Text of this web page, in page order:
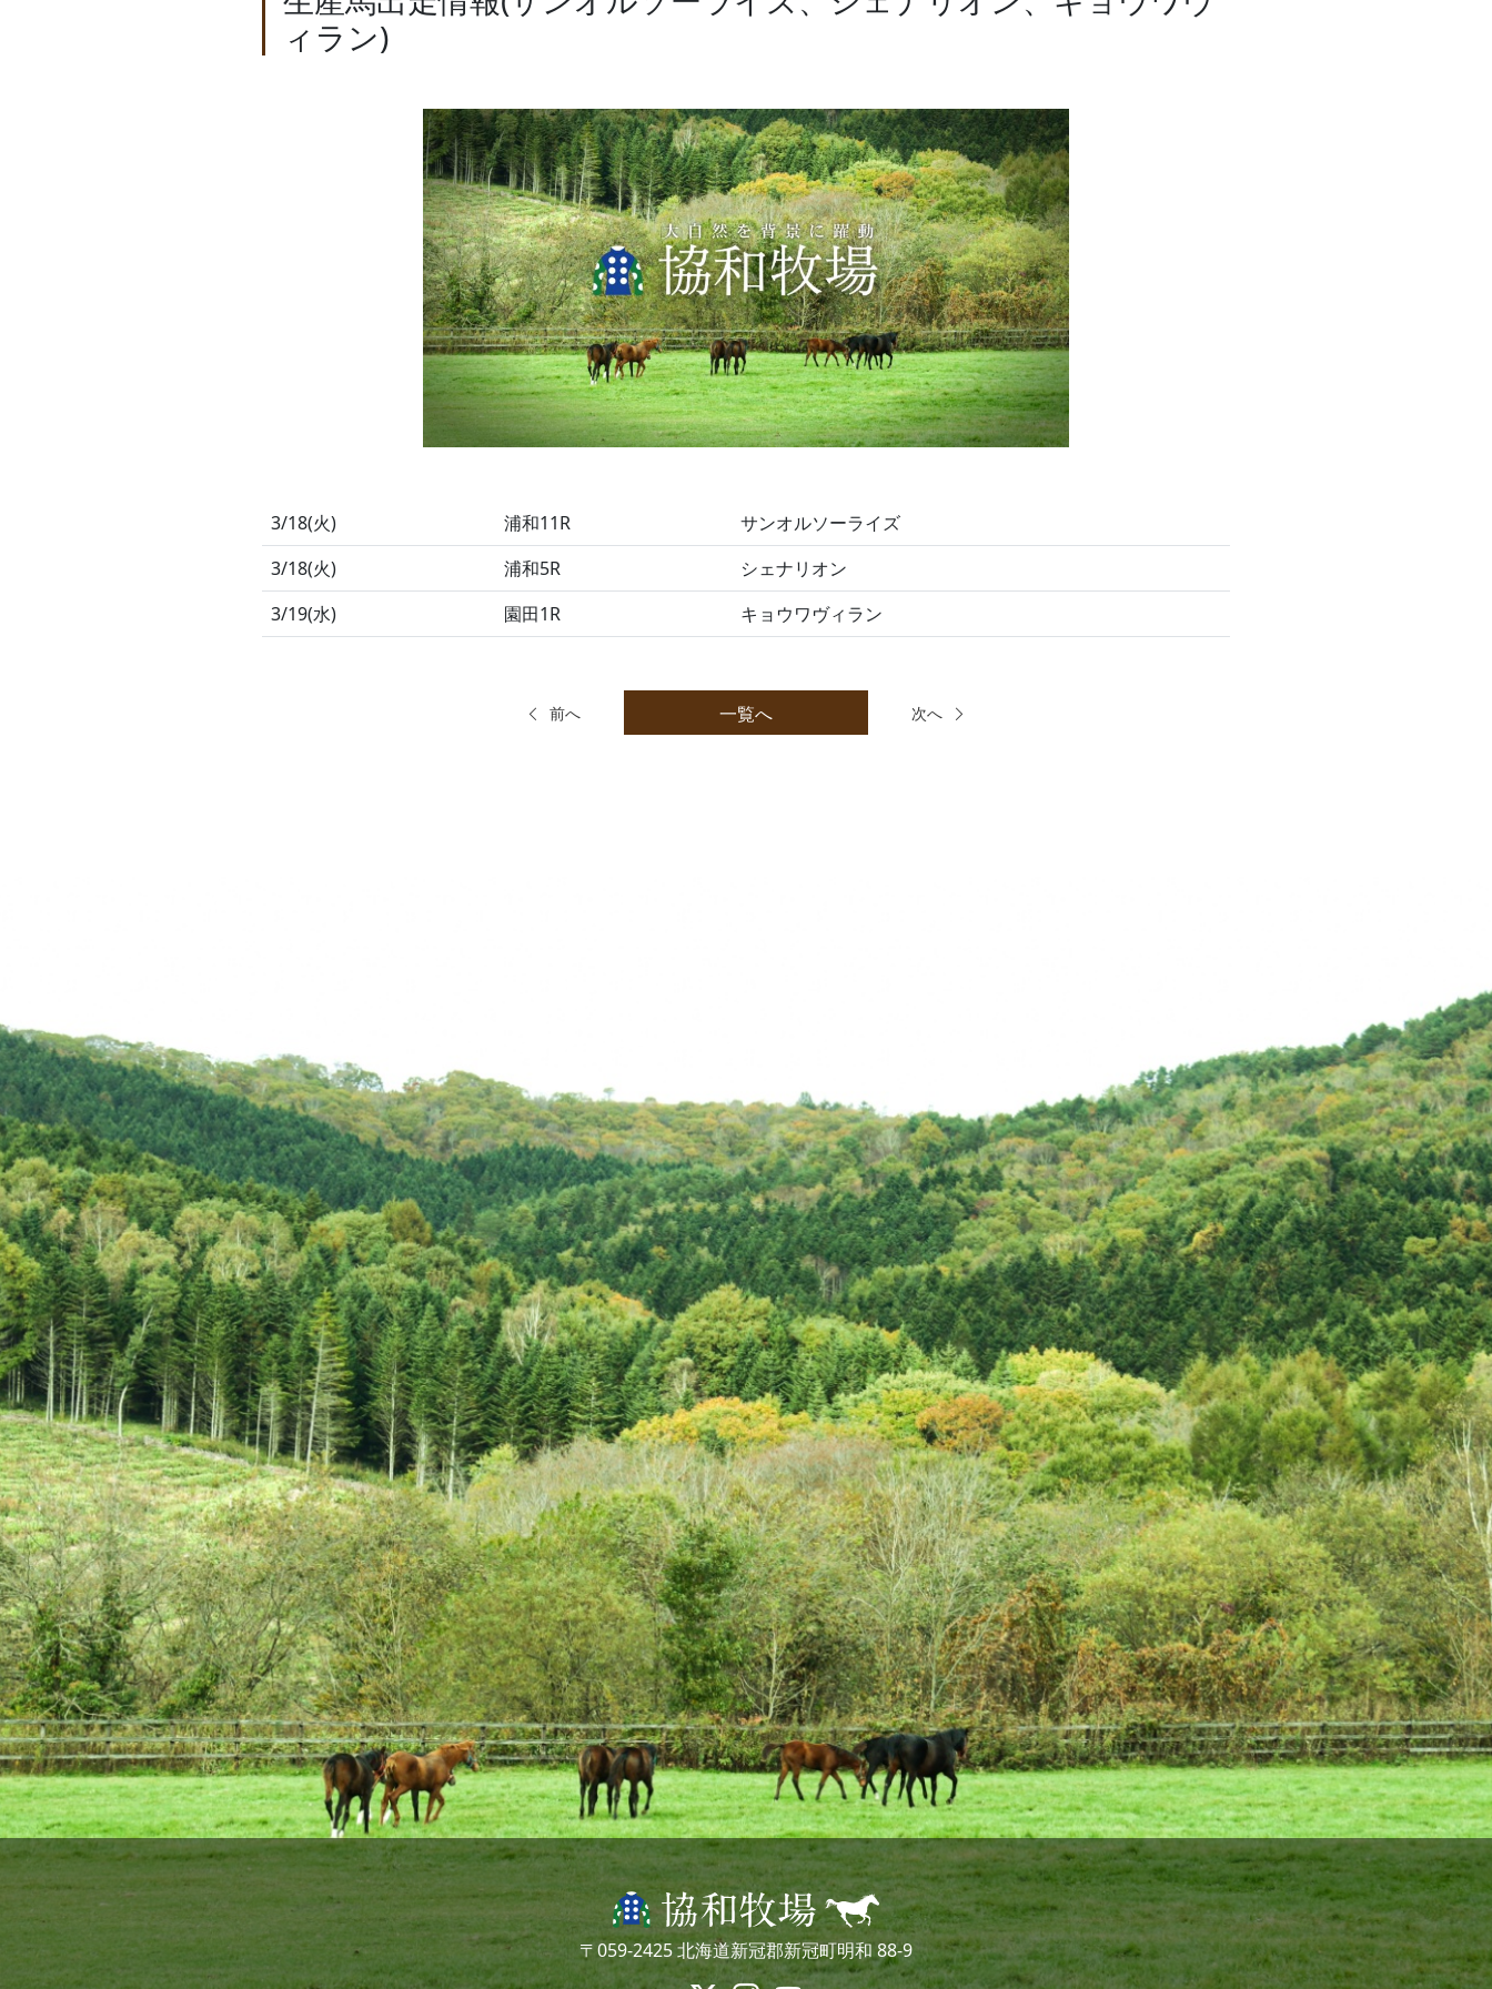
ィラン)
3/18(火) 浦和11R
サンオルソーライズ
3/18(火)
浦和5R
シェナリオン
3/19(水)
園田1R キョウワヴィラン
前へ 一覧へ 次へ
〒059-2425 北海道新冠郡新冠町明和 88-9